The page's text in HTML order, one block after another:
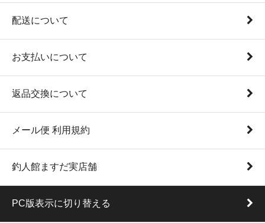
配送について
お支払いについて
返品交換について
メール便 利用規約
釣人館ますだ実店舗
PC版表示に切り替える